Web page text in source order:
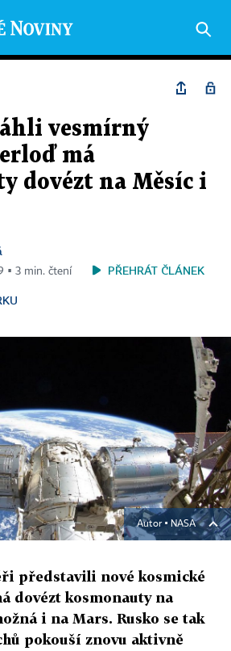
vesmírný
má
dovézt na Měsíc i
▪ 3 min. čtení PŘEHRÁT ČLÁNEK
Autor ▪ NASA
představili nové kosmické
dovézt kosmonauty na
i na Mars. Rusko se tak
pokouší znovu aktivně